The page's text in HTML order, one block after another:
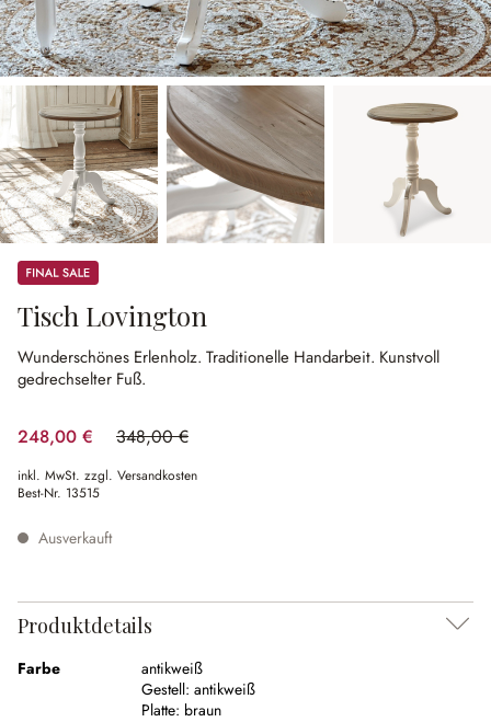
Sale
Tisch Lovington
Wunderschönes Erlenholz. Traditionelle Handarbeit. Kunstvoll
gedrechselter Fuß.
248,00 € 348,00 €
(28.74% gespart)
inkl. MwSt. zzgl. Versandkosten
Best-Nr. 13515
Ausverkauft
Produktdetails
Farbe
antikweiß
Gestell: antikweiß
Platte: braun